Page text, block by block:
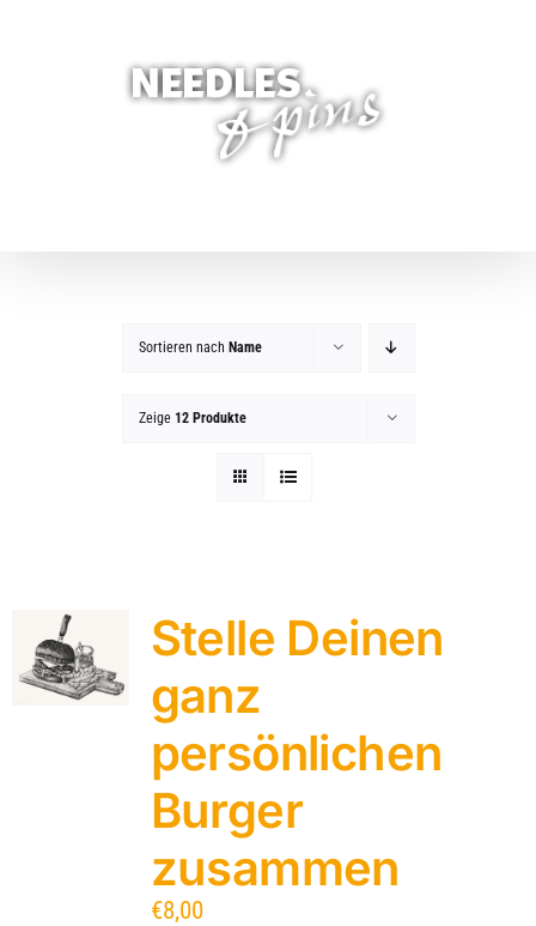
Sortieren nach Name
Zeige 12 Produkte
Stelle Deinen
ganz
persönlichen
Burger
zusammen
€8,00